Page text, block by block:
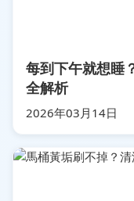
每到下午就想睡
全解析
2026年03月14日